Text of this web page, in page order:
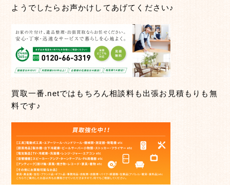
ようでしたらお声かけしてあげてください♪
買取一番.netではもちろん相談料も出張お見積もりも無
料です♪